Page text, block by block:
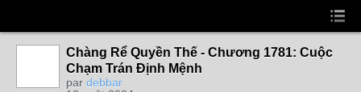
Chàng Rể Quyền Thế - Chương 1781: Cuộc
Chạm Trán Định Mệnh
par debbar